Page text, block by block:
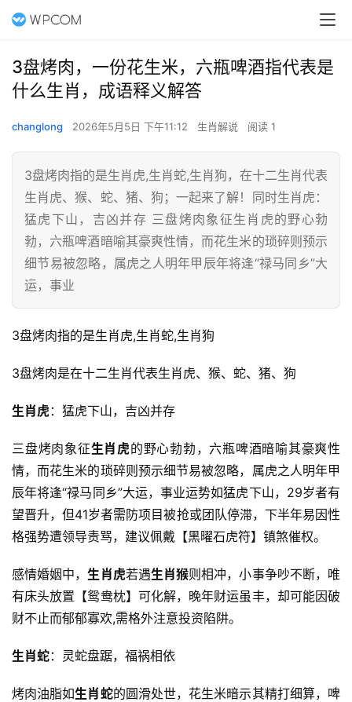
3盘烤肉，一份花生米，六瓶啤酒指代表是
什么生肖，成语释义解答
changlong 2026年5月5日 下午11:12 生肖解说 阅读 1
3盘烤肉指的是生肖虎,生肖蛇,生肖狗，在十二生肖代表
生肖虎、猴、蛇、猪、狗；一起来了解！同时生肖虎：
猛虎下山，吉凶并存 三盘烤肉象征生肖虎的野心勃
勃，六瓶啤酒暗喻其豪爽性情，而花生米的琐碎则预示
细节易被忽略，属虎之人明年甲辰年将逢“禄马同乡”大
运，事业
3盘烤肉指的是生肖虎,生肖蛇,生肖狗
3盘烤肉是在十二生肖代表生肖虎、猴、蛇、猪、狗
生肖虎：猛虎下山，吉凶并存
三盘烤肉象征生肖虎的野心勃勃，六瓶啤酒暗喻其豪爽性
情，而花生米的琐碎则预示细节易被忽略，属虎之人明年甲
辰年将逢“禄马同乡”大运，事业运势如猛虎下山，29岁者有
望晋升，但41岁者需防项目被抢或团队停滞，下半年易因性
格强势遭领导责骂，建议佩戴【黑曜石虎符】镇煞催权。
感情婚姻中，生肖虎若遇生肖猴则相冲，小事争吵不断，唯
有床头放置【鸳鸯枕】可化解，晚年财运虽丰，却可能因破
财不止而郁郁寡欢,需格外注意投资陷阱。
生肖蛇：灵蛇盘踞，福祸相依
烤肉油脂如生肖蛇的圆滑处世，花生米暗示其精打细算，啤